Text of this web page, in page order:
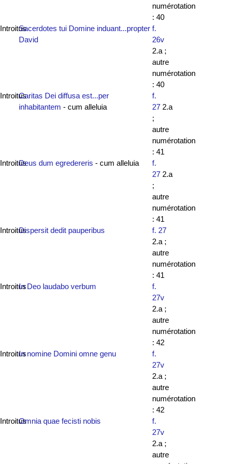
numérotation
: 40
IntroitusSacerdotes tui Domine induant...propter
David
f.
26v
2.a ;
autre
numérotation
: 40
IntroitusCaritas Dei diffusa est...per
inhabitantem - cum alleluia
f.
272.a
;
autre
numérotation
: 41
IntroitusDeus dum egredereris - cum alleluia
f.
272.a
;
autre
numérotation
: 41
IntroitusDispersit dedit pauperibus
f. 27
2.a ;
autre
numérotation
: 41
IntroitusIn Deo laudabo verbum
f.
27v
2.a ;
autre
numérotation
: 42
IntroitusIn nomine Domini omne genu
f.
27v
2.a ;
autre
numérotation
: 42
IntroitusOmnia quae fecisti nobis
f.
27v
2.a ;
autre